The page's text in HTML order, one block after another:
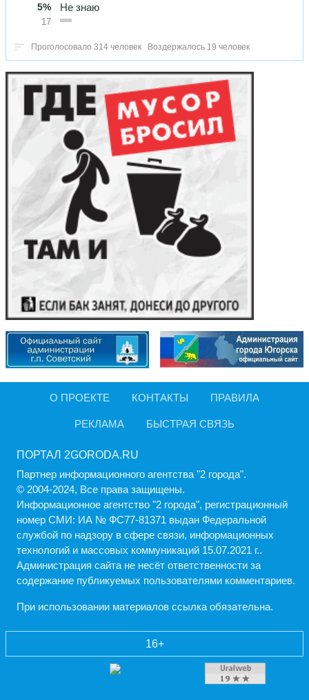
5%
17
Не знаю
Проголосовало 314 человек Воздержалось 19 человек
О ПРОЕКТЕ КОНТАКТЫ ПРАВИЛА
РЕКЛАМА БЫСТРАЯ СВЯЗЬ
ПОРТАЛ 2GORODA.RU
Партнер информационного агентства "2 города".
© 2004-2024, Все права защищены.
Информационное агентство "2 города", регистрационный
номер СМИ: ИА № ФС77-81371 выдан Федеральной
службой по надзору в сфере связи, информационных
технологий и массовых коммуникаций 15.07.2021 г..
Администрация cайта не несёт ответственности за
содержание публикуемых пользователями комментариев.
При использовании материалов ссылка обязательна.
16+